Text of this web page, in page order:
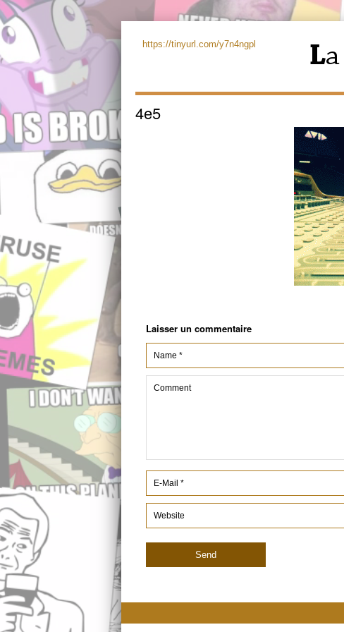
https://tinyurl.com/y7n4ngpl
4e5
Laisser un commentaire